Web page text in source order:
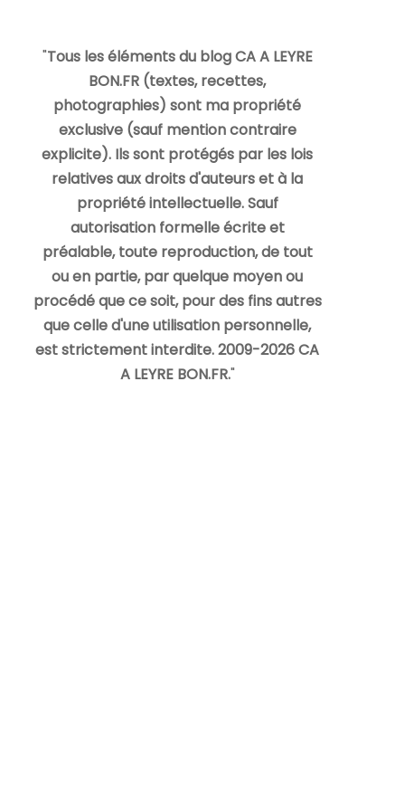
"Tous les éléments du blog CA A LEYRE
BON.FR (textes, recettes,
photographies) sont ma propriété
exclusive (sauf mention contraire
explicite). Ils sont protégés par les lois
relatives aux droits d'auteurs et à la
propriété intellectuelle. Sauf
autorisation formelle écrite et
préalable, toute reproduction, de tout
ou en partie, par quelque moyen ou
procédé que ce soit, pour des fins autres
que celle d'une utilisation personnelle,
est strictement interdite. 2009-2026 CA
A LEYRE BON.FR."